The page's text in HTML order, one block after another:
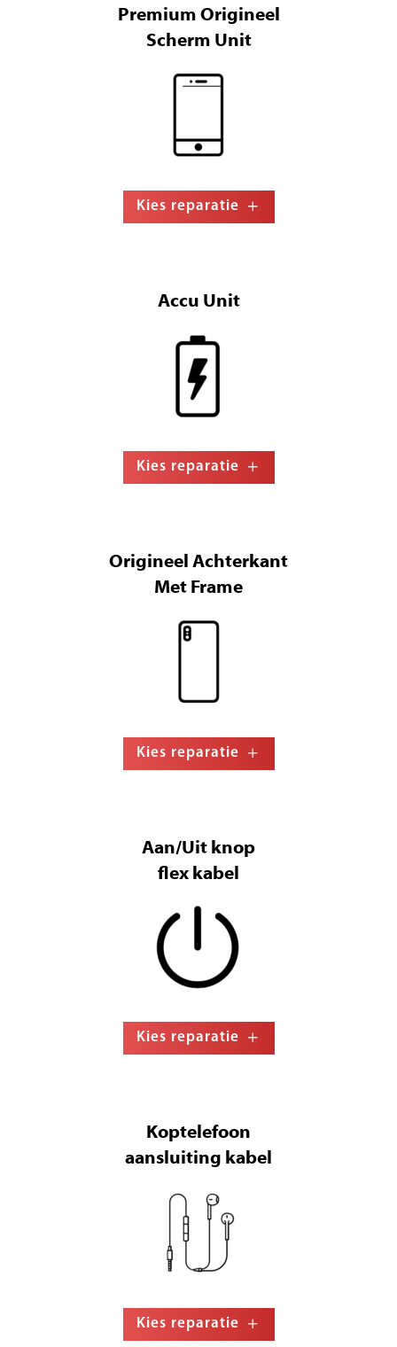
Premium Origineel
Scherm Unit
Kies reparatie
Accu Unit
Kies reparatie
Origineel Achterkant
Met Frame
Kies reparatie
Aan/Uit knop
flex kabel
Kies reparatie
Koptelefoon
aansluiting kabel
Kies reparatie